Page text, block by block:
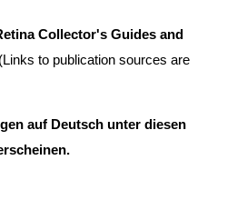
Collector's Guides and
(Links to publication sources are
auf Deutsch unter diesen